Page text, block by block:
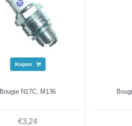
Kopen
Bougie N17C, M136
€3,24